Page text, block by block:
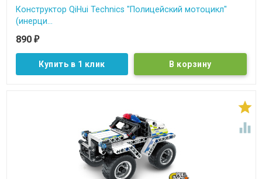
Конструктор QiHui Technics "Полицейский мотоцикл"
(инерци...
890 ₽
Купить в 1 клик

